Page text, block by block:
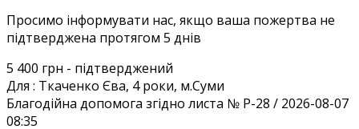
Просимо інформувати нас, якщо ваша пожертва не
підтверджена протягом 5 днів
5 400 грн - підтверджений
Для : Ткаченко Єва, 4 роки, м.Суми
Благодiйна допомога згiдно листа № Р-28 / 2026-08-07
08:35